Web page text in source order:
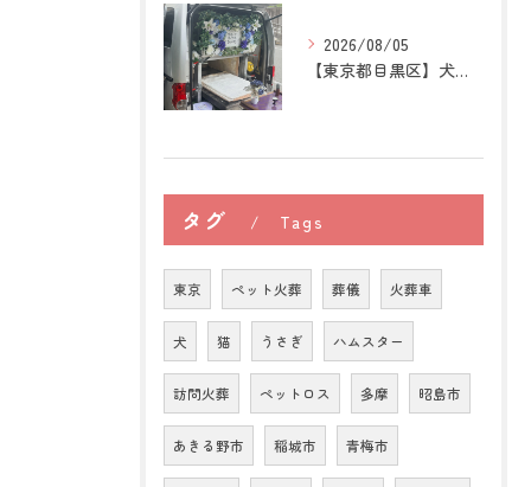
2026/08/05
【東京都目黒区】犬の訪問ペット火葬｜住み慣れた場所で心穏やか...
タグ Tags
東京 ペット火葬 葬儀 火葬車
犬 猫 うさぎ ハムスター
訪問火葬 ペットロス 多摩 昭島市
あきる野市 稲城市 青梅市